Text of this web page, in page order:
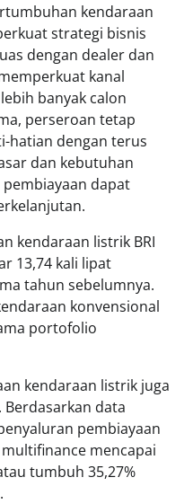
kendaraan
strategi bisnis
dengan dealer dan
kanal
banyak calon
perseroan tetap
hatian dengan terus
dan kebutuhan
dapat
kendaraan listrik BRI
13,74 kali lipat
tahun sebelumnya.
konvensional
portofolio
kendaraan listrik juga
data
pembiayaan
mencapai
tumbuh 35,27%